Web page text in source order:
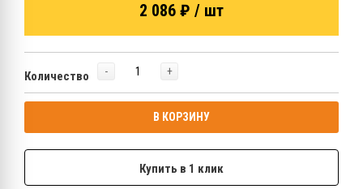
2 086 ₽ / шт
Количество - +
В КОРЗИНУ
Купить в 1 клик